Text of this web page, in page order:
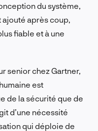
du système,
après coup,
fiable et à une
senior chez Gartner,
est
de la sécurité que de
d’une nécessité
qui déploie de